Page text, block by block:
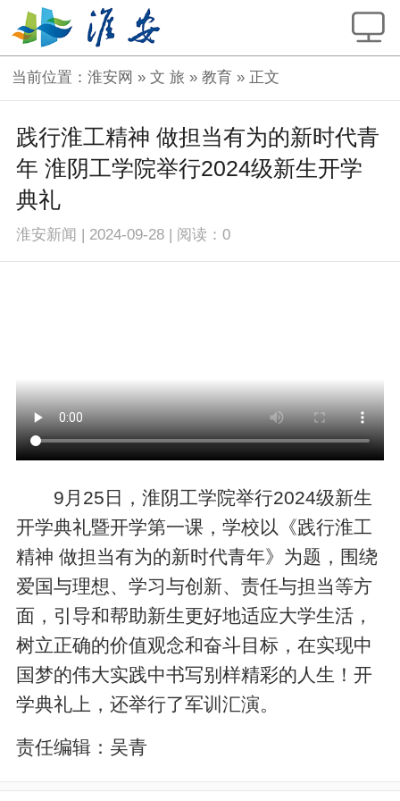
当前位置：淮安网 »文 旅 »教育 » 正文
践行淮工精神 做担当有为的新时代青
年 淮阴工学院举行2024级新生开学
典礼
淮安新闻 | 2024-09-28 | 阅读：0
9月25日，淮阴工学院举行2024级新生
开学典礼暨开学第一课，学校以《践行淮工
精神 做担当有为的新时代青年》为题，围绕
爱国与理想、学习与创新、责任与担当等方
面，引导和帮助新生更好地适应大学生活，
树立正确的价值观念和奋斗目标，在实现中
国梦的伟大实践中书写别样精彩的人生！开
学典礼上，还举行了军训汇演。
责任编辑： 吴青